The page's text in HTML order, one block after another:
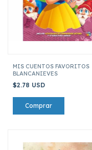
MIS CUENTOS FAVORITOS
BLANCANIEVES
$2.78 USD